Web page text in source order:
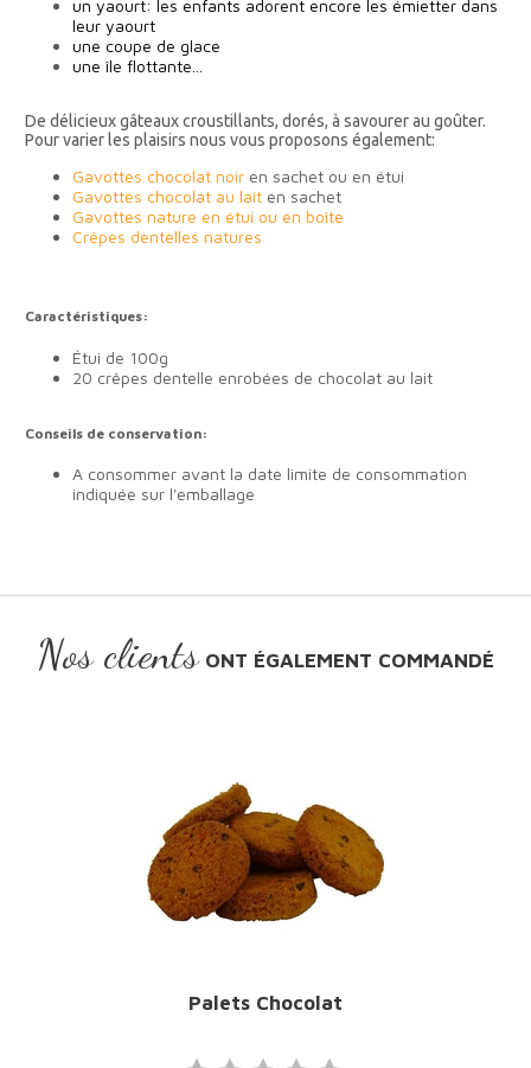
un yaourt: les enfants adorent encore les émietter dans
leur yaourt
une coupe de glace
une île flottante...
De délicieux gâteaux croustillants, dorés, à savourer au goûter.
Pour varier les plaisirs nous vous proposons également:
Gavottes chocolat noir en sachet ou en étui
Gavottes chocolat au lait en sachet
Gavottes nature en étui ou en boîte
Crêpes dentelles natures
Caractéristiques:
Étui de 100g
20 crêpes dentelle enrobées de chocolat au lait
Conseils de conservation:
A consommer avant la date limite de consommation
indiquée sur l'emballage
Nos clientsONT ÉGALEMENT COMMANDÉ
Palets Chocolat